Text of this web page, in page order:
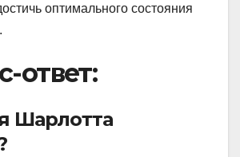
оптимального состояния
ответ:
Шарлотта